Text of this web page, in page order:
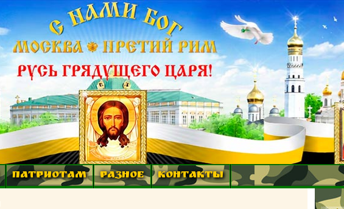
ПАТРИОТАМ РАЗНОЕ КОНТАКТЫ